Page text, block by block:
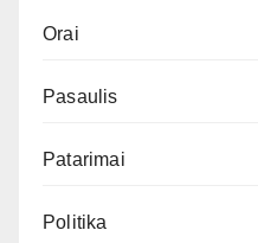
Orai
Pasaulis
Patarimai
Politika